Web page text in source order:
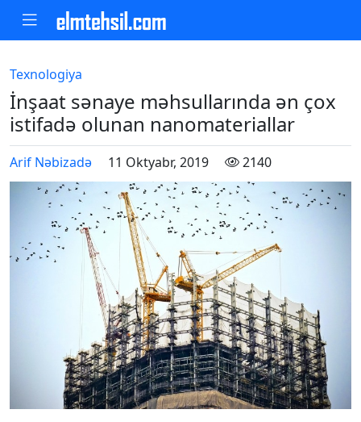
Texnologiya
İnşaat sənaye məhsullarında ən çox
istifadə olunan nanomateriallar
Arif Nəbizadə 11 Oktyabr, 2019 2140